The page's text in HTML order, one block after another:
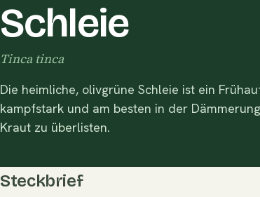
Schleie
Tinca tinca
Die heimliche, olivgrüne Schleie ist ein
kampfstark und am besten in der
Kraut zu überlisten.
Steckbrief